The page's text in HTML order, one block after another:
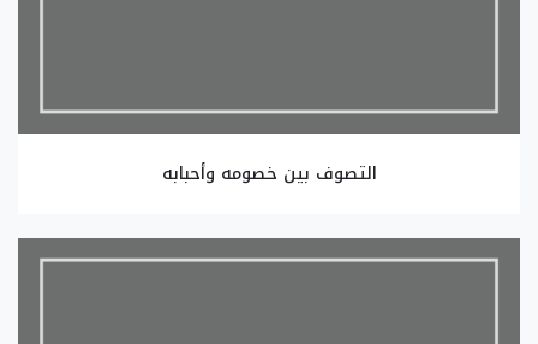
التصوف بين خصومه وأحبابه